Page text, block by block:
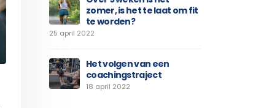
zomer, is het te laat om fit
te worden?
25 april 2022
Het volgen van een
coachingstraject
18 april 2022